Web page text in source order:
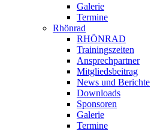
Galerie
Termine
Rhönrad
RHÖNRAD
Trainingszeiten
Ansprechpartner
Mitgliedsbeitrag
News und Berichte
Downloads
Sponsoren
Galerie
Termine